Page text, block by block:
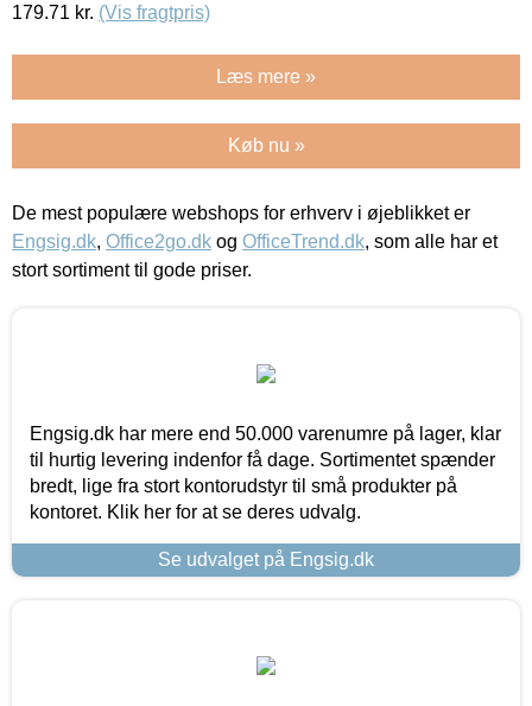
179.71 kr. (Vis fragtpris)
Læs mere »
Køb nu »
De mest populære webshops for erhverv i øjeblikket er
Engsig.dk, Office2go.dk og OfficeTrend.dk, som alle har et
stort sortiment til gode priser.
Engsig.dk har mere end 50.000 varenumre på lager, klar
til hurtig levering indenfor få dage. Sortimentet spænder
bredt, lige fra stort kontorudstyr til små produkter på
kontoret. Klik her for at se deres udvalg.
Se udvalget på Engsig.dk